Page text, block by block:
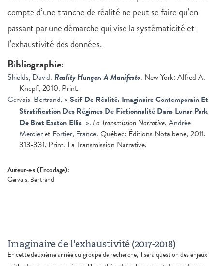
compte d’une tranche de réalité ne peut se faire qu’en
passant par une démarche qui vise la systématicité et
l’exhaustivité des données.
Bibliographie:
Shields, David. Reality Hunger. A Manifesto. New York: Alfred A.
Knopf, 2010. Print.
Gervais, Bertrand. « Soif De Réalité. Imaginaire Contemporain Et
Stratification Des Régimes De Fictionnalité Dans Lunar Park
De Bret Easton Ellis ». La Transmission Narrative. Andrée
Mercieret Fortier, France. Québec: Éditions Nota bene, 2011.
313-331. Print. La Transmission Narrative.
Auteur·e·s (Encodage):
Gervais, Bertrand
Imaginaire de l'exhaustivité (2017-2018)
En cette deuxième année du groupe de recherche, il sera question des enjeux